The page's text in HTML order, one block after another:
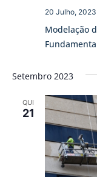
Modelação
20 Julho, 2023
Setembro 2023
QUI
21